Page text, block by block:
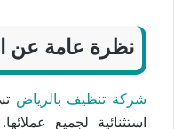
نظرة عامة عن
شركة تنظيف بالرياض
استثنائية لجميع